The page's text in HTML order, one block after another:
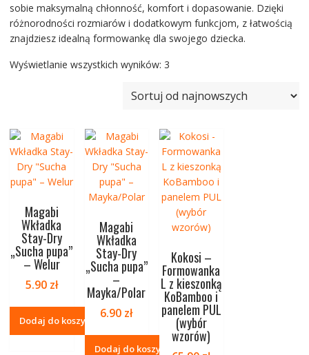
sobie maksymalną chłonność, komfort i dopasowanie. Dzięki
różnorodności rozmiarów i dodatkowym funkcjom, z łatwością
znajdziesz idealną formowankę dla swojego dziecka.
Wyświetlanie wszystkich wyników: 3Posortowane
najnowszych
Magabi
Wkładka
Stay-Dry
„Sucha pupa”
– Welur
5.90 zł
Dodaj do koszyka
Magabi
Wkładka
Stay-Dry
„Sucha pupa”
–
Mayka/Polar
6.90 zł
Dodaj do koszyka
Kokosi –
Formowanka
L z kieszonką
KoBamboo i
panelem PUL
(wybór
wzorów)